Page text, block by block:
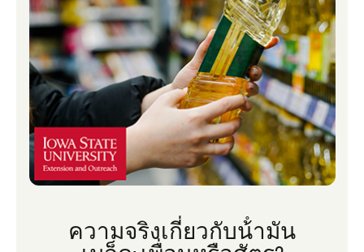
ความจริงเกี่ยวกับน้ํามัน